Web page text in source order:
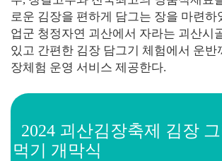
로운 김장을 편하게 담그는 장을 마련하
업군 청정자연 괴산에서 자라는 괴산시
있고 간편한 김장 담그기 체험에서 운반
장체험 운영 서비스 제공한다.
2024 괴산김장축제 김장
먹기 개막식